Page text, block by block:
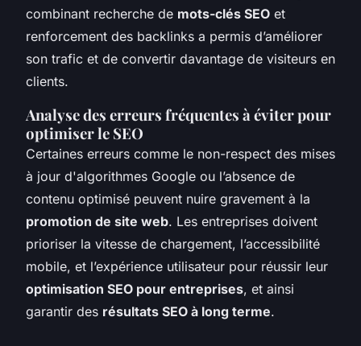
combinant recherche de mots-clés SEO et
renforcement des backlinks a permis d’améliorer
son trafic et de convertir davantage de visiteurs en
clients.
Analyse des erreurs fréquentes à éviter pour
optimiser le SEO
Certaines erreurs comme le non-respect des mises
à jour d'algorithmes Google ou l’absence de
contenu optimisé peuvent nuire gravement à la
promotion de site web. Les entreprises doivent
prioriser la vitesse de chargement, l’accessibilité
mobile, et l’expérience utilisateur pour réussir leur
optimisation SEO pour entreprises, et ainsi
garantir des résultats SEO à long terme.